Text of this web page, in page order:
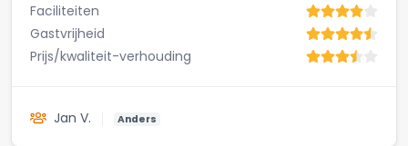
Faciliteiten
Gastvrijheid
Prijs/kwaliteit-verhouding
Jan V. Anders